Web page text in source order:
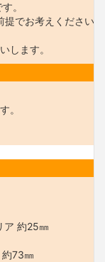
。
でお考えください。
します。
。
約25㎜
73㎜